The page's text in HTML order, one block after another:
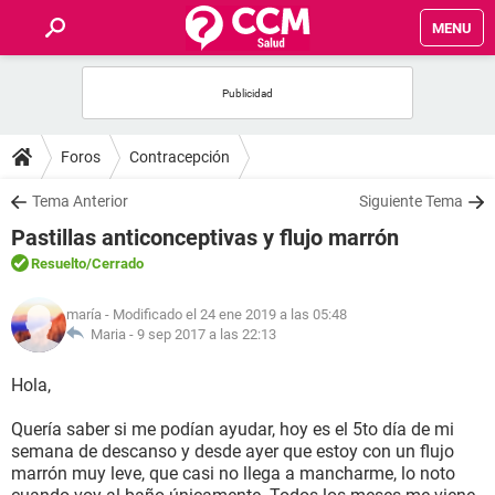
MENU
FOROS
SALUD
FAMILIA
NUTRICIÓN
SEXUALIDAD
GLOSARIO
Foros Contracepción
Tema Anterior Siguiente Tema
Pastillas anticonceptivas y flujo marrón
Resuelto/Cerrado
maría - Modificado el 24 ene 2019 a las 05:48
Maria - 9 sep 2017 a las 22:13
Hola,
Quería saber si me podían ayudar, hoy es el 5to día de mi
semana de descanso y desde ayer que estoy con un flujo
marrón muy leve, que casi no llega a mancharme, lo noto